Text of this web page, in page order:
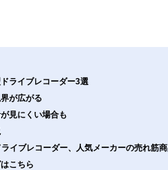
ライブレコーダー3選
が広がる
見にくい場合も
イブレコーダー、人気メーカーの売れ筋
こちら